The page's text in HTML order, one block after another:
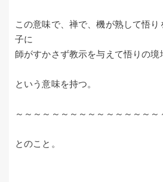
この意味で、禅で、機が熟して悟
子に
師がすかさず教示を与えて悟りの境
という意味を持つ。
～～～～～～～～～～～～～～～～
とのこと。